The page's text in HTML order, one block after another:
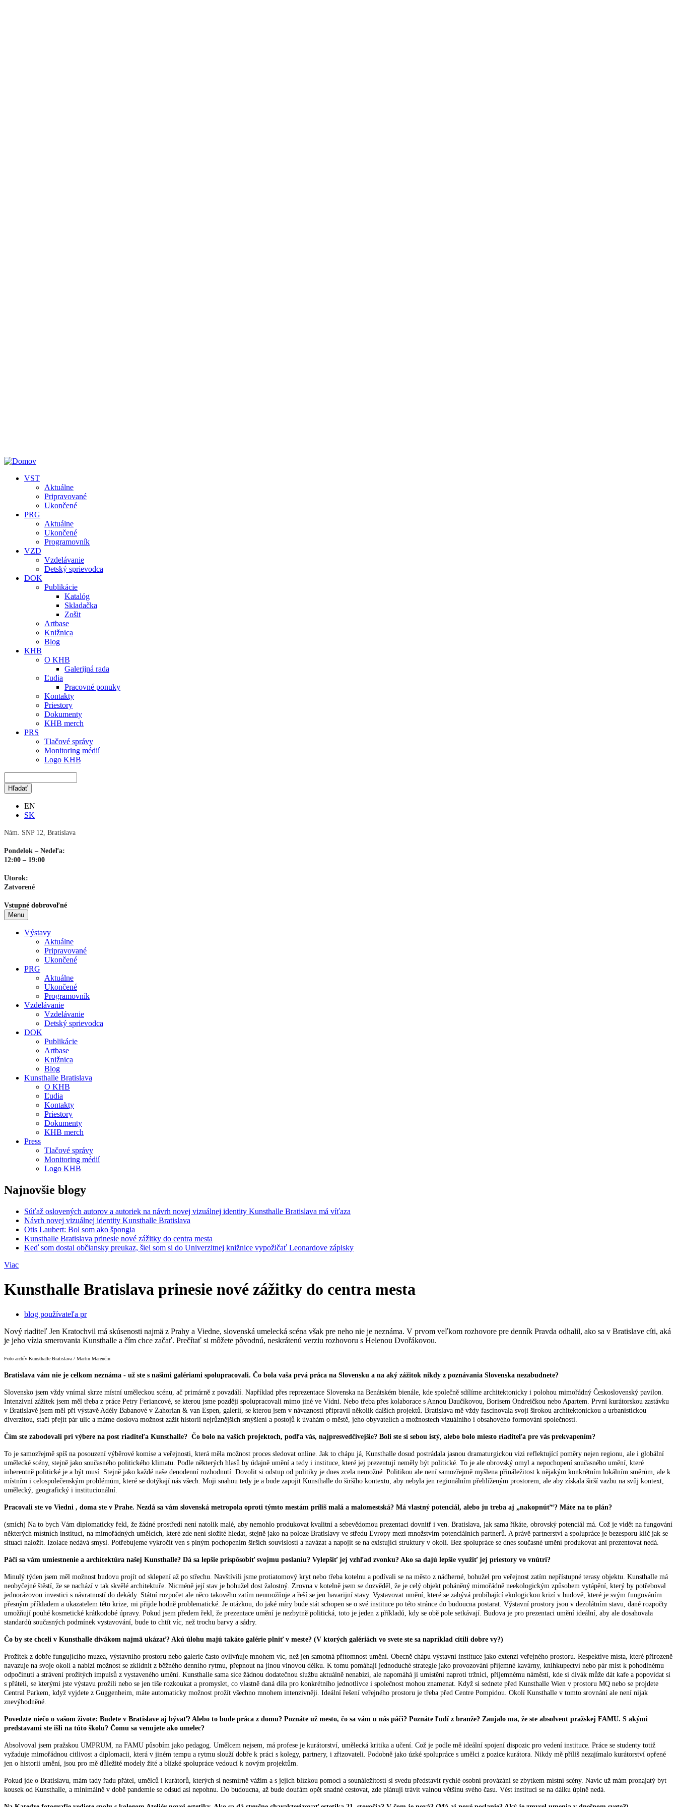
VST
Aktuálne
Pripravované
Ukončené
PRG
Aktuálne
Ukončené
Programovník
VZD
Vzdelávanie
Detský sprievodca
DOK
Publikácie
Katalóg
Skladačka
Zošit
Artbase
Knižnica
Blog
KHB
O KHB
Galerijná rada
Ľudia
Pracovné ponuky
Kontakty
Priestory
Dokumenty
KHB merch
PRS
Tlačové správy
Monitoring médií
Logo KHB
EN
SK
Nám. SNP 12, Bratislava
Pondelok – Nedeľa:
12:00 – 19:00
Utorok:
Zatvorené
Vstupné dobrovoľné
Menu
Výstavy
Aktuálne
Pripravované
Ukončené
PRG
Aktuálne
Ukončené
Programovník
Vzdelávanie
Vzdelávanie
Detský sprievodca
DOK
Publikácie
Artbase
Knižnica
Blog
Kunsthalle Bratislava
O KHB
Ľudia
Kontakty
Priestory
Dokumenty
KHB merch
Press
Tlačové správy
Monitoring médií
Logo KHB
Najnovšie blogy
Súťaž oslovených autorov a autoriek na návrh novej vizuálnej identity Kunsthalle Bratislava má víťaza
Návrh novej vizuálnej identity Kunsthalle Bratislava
Otis Laubert: Bol som ako špongia
Kunsthalle Bratislava prinesie nové zážitky do centra mesta
Keď som dostal občiansky preukaz, šiel som si do Univerzitnej knižnice vypožičať Leonardove zápisky
Viac
Kunsthalle Bratislava prinesie nové zážitky do centra mesta
blog používateľa pr
Nový riaditeľ Jen Kratochvil má skúsenosti najmä z Prahy a Viedne, slovenská umelecká scéna však pre neho nie je neznáma. V prvom veľkom rozhovore pre denník Pravda odhalil, ako sa v Bratislave cíti, aká
je jeho vízia smerovania Kunsthalle a čím chce začať. Prečítať si môžete pôvodnú, neskrátenú verziu rozhovoru s Helenou Dvořákovou.
Foto archív Kunsthalle Bratislava / Martin Marenčin
Bratislava vám nie je celkom neznáma - už ste s našimi galériami spolupracovali. Čo bola vaša prvá práca na Slovensku a na aký zážitok nikdy z poznávania Slovenska nezabudnete?
Slovensko jsem vždy vnímal skrze místní uměleckou scénu, ač primárně z povzdálí. Například přes reprezentace Slovenska na Benátském bienále, kde společně sdílíme architektonicky i polohou mimořádný Československý pavilon.
Intenzivní zážitek jsem měl třeba z práce Petry Feriancové, se kterou jsme později spolupracovali mimo jiné ve Vídni. Nebo třeba přes kolaborace s Annou Daučíkovou, Borisem Ondreičkou nebo Apartem. První kurátorskou zastávku
v Bratislavě jsem měl při výstavě Adély Babanové v Zahorian & van Espen, galerií, se kterou jsem v návaznosti připravil několik dalších projektů. Bratislava mě vždy fascinovala svoji širokou architektonickou a urbanistickou
diverzitou, stačí přejít pár ulic a máme doslova možnost zažít historii nejrůznějších smýšlení a postojů k úvahám o městě, jeho obyvatelích a možnostech vizuálního i obsahového formování společnosti.
Čím ste zabodovali pri výbere na post riaditeľa Kunsthalle? Čo bolo na vašich projektoch, podľa vás, najpresvedčivejšie? Boli ste si sebou istý, alebo bolo miesto riaditeľa pre vás prekvapením?
To je samozřejmě spíš na posouzení výběrové komise a veřejnosti, která měla možnost proces sledovat online. Jak to chápu já, Kunsthalle dosud postrádala jasnou dramaturgickou vizi reflektující poměry nejen regionu, ale i globální
umělecké scény, stejně jako současného politického klimatu. Podle některých hlasů by údajně umění a tedy i instituce, které jej prezentují neměly být politické. To je ale obrovský omyl a nepochopení současného umění, které
inherentně politické je a být musí. Stejně jako každé naše denodenní rozhodnutí. Dovolit si odstup od politiky je dnes zcela nemožné. Politikou ale není samozřejmě myšlena přináležitost k nějakým konkrétním lokálním směrům, ale k
místním i celospolečenským problémům, které se dotýkají nás všech. Moji snahou tedy je a bude zapojit Kunsthalle do širšího kontextu, aby nebyla jen regionálním přehlíženým prostorem, ale aby získala širší vazbu na svůj kontext,
umělecký, geografický i institucionální.
Pracovali ste vo Viedni , doma ste v Prahe. Nezdá sa vám slovenská metropola oproti týmto mestám príliš malá a malomestská? Má vlastný potenciál, alebo ju treba aj „nakopnúť“? Máte na to plán?
(smích) Na to bych Vám diplomaticky řekl, že žádné prostředí není natolik malé, aby nemohlo produkovat kvalitní a sebevědomou prezentaci dovnitř i ven. Bratislava, jak sama říkáte, obrovský potenciál má. Což je vidět na fungování
některých místních institucí, na mimořádných umělcích, které zde není složité hledat, stejně jako na poloze Bratislavy ve středu Evropy mezi množstvím potenciálních partnerů. A právě partnerství a spolupráce je bezesporu klíč jak se
situací naložit. Izolace nedává smysl. Potřebujeme vykročit ven s plným pochopením širších souvislostí a navázat a napojit se na existující struktury v okolí. Bez spolupráce se dnes současné umění produkovat ani prezentovat nedá.
Páči sa vám umiestnenie a architektúra našej Kunsthalle? Dá sa lepšie prispôsobiť svojmu poslaniu? Vylepšiť jej vzhľad zvonku? Ako sa dajú lepšie využiť jej priestory vo vnútri?
Minulý týden jsem měl možnost budovu projít od sklepení až po střechu. Navštívili jsme protiatomový kryt nebo třeba kotelnu a podívali se na město z nádherné, bohužel pro veřejnost zatím nepřístupné terasy objektu. Kunsthalle má
neobyčejné štěstí, že se nachází v tak skvělé architektuře. Nicméně její stav je bohužel dost žalostný. Zrovna v kotelně jsem se dozvěděl, že je celý objekt poháněný mimořádně neekologickým způsobem vytápění, který by potřeboval
jednorázovou investici s návratností do dekády. Státní rozpočet ale něco takového zatím neumožňuje a řeší se jen havarijní stavy. Vystavovat umění, které se zabývá probíhající ekologickou krizí v budově, které je svým fungováním
přesným příkladem a ukazatelem této krize, mi přijde hodně problematické. Je otázkou, do jaké míry bude stát schopen se o své instituce po této stránce do budoucna postarat. Výstavní prostory jsou v dezolátním stavu, dané rozpočty
umožňují pouhé kosmetické krátkodobé úpravy. Pokud jsem předem řekl, že prezentace umění je nezbytně politická, toto je jeden z příkladů, kdy se obě pole setkávají. Budova je pro prezentaci umění ideální, aby ale dosahovala
standardů současných podmínek vystavování, bude to chtít víc, než trochu barvy a sádry.
Čo by ste chceli v Kunsthalle divákom najmä ukázať? Akú úlohu majú takáto galérie plniť v meste? (V ktorých galériách vo svete ste sa napríklad cítili dobre vy?)
Prožitek z dobře fungujícího muzea, výstavního prostoru nebo galerie často ovlivňuje mnohem víc, než jen samotná přítomnost umění. Obecně chápu výstavní instituce jako extenzi veřejného prostoru. Respektive místa, které přirozeně
navazuje na svoje okolí a nabízí možnost se zklidnit z běžného denního rytmu, přepnout na jinou vlnovou délku. K tomu pomáhají jednoduché strategie jako provozování příjemné kavárny, knihkupectví nebo pár míst k pohodlnému
odpočinutí a strávení prožitých impulsů z vystaveného umění. Kunsthalle sama sice žádnou dodatečnou službu aktuálně nenabízí, ale napomáhá jí umístění naproti tržnici, příjemnému náměstí, kde si divák může dát kafe a popovídat si
s přáteli, se kterými jste výstavu prožili nebo se jen tiše rozkoukat a promyslet, co vlastně daná díla pro konkrétního jednotlivce i společnost mohou znamenat. Když si sednete před Kunsthalle Wien v prostoru MQ nebo se projdete
Central Parkem, když vyjdete z Guggenheim, máte automaticky možnost prožít všechno mnohem intenzivněji. Ideální řešení veřejného prostoru je třeba před Centre Pompidou. Okolí Kunsthalle v tomto srovnání ale není nijak
znevýhodněné.
Povedzte niečo o vašom živote: Budete v Bratislave aj bývať? Alebo to bude práca z domu? Poznáte už mesto, čo sa vám u nás páči? Poznáte ľudí z branže? Zaujalo ma, že ste absolvent pražskej FAMU. S akými
predstavami ste išli na túto školu? Čomu sa venujete ako umelec?
Absolvoval jsem pražskou UMPRUM, na FAMU působím jako pedagog. Umělcem nejsem, má profese je kurátorství, umělecká kritika a učení. Což je podle mě ideální spojení dispozic pro vedení instituce. Práce se studenty totiž
vyžaduje mimořádnou citlivost a diplomacii, která v jiném tempu a rytmu slouží dobře k práci s kolegy, partnery, i zřizovateli. Podobně jako úzké spolupráce s umělci z pozice kurátora. Nikdy mě příliš nezajímalo kurátorství opřené
jen o historii umění, jsou pro mě důležité modely žité a blízké spolupráce vedoucí k novým projektům.
Pokud jde o Bratislavu, mám tady řadu přátel, umělců i kurátorů, kterých si nesmírně vážím a s jejich blízkou pomocí a sounáležitostí si svedu představit rychlé osobní provázání se zbytkem místní scény. Navíc už mám pronajatý byt
kousek od Kunsthalle, a minimálně v době pandemie se odsud asi nepohnu. Do budoucna, až bude doufám opět snadné cestovat, zde plánuji trávit valnou většinu svého času. Vést instituci se na dálku úplně nedá.